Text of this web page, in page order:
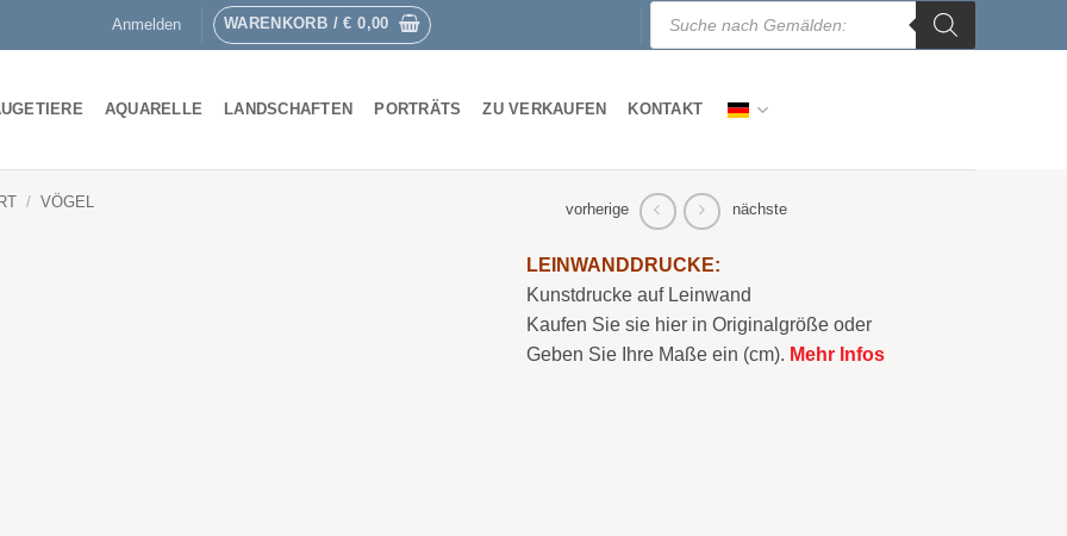
Anmelden WARENKORB /€ 0,00
Products
search
AQUARELLE LANDSCHAFTEN PORTRÄTS ZU VERKAUFEN KONTAKT
/ VÖGEL vorherige nächste
LEINWANDDRUCKE:
Kunstdrucke auf Leinwand
Kaufen Sie sie hier in Originalgröße oder
Geben Sie Ihre Maße ein (cm). Mehr Infos